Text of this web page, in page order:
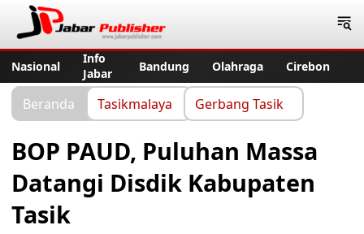
Nasional
Info
Jabar
Bandung Olahraga Cirebon
Beranda Tasikmalaya Gerbang Tasik
BOP PAUD, Puluhan Massa
Datangi Disdik Kabupaten
Tasik